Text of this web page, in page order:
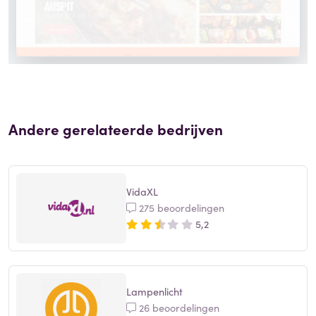
Andere gerelateerde bedrijven
VidaXL
275 beoordelingen
5,2
Lampenlicht
26 beoordelingen